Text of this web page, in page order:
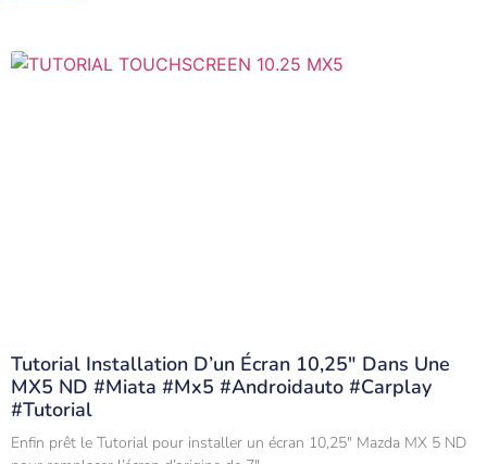
Tutorial Installation D’un Écran 10,25″ Dans Une
MX5 ND #miata #mx5 #androidauto #carplay
#tutorial
Enfin prêt le Tutorial pour installer un écran 10,25″ Mazda MX 5 ND